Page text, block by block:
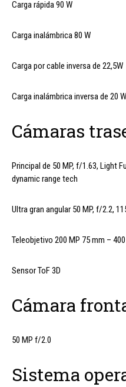
Carga rápida 90 W
Carga inalámbrica 80 W
Carga por cable inversa de 22,5W
Carga inalámbrica inversa de 20 W
Cámaras
Principal de 50 MP, f/1.63, Light
dynamic range tech
Ultra gran angular 50 MP, f/2.2,
Teleobjetivo 200 MP 75 mm –
Sensor ToF 3D
Cámara
50 MP f/2.0
Sistema